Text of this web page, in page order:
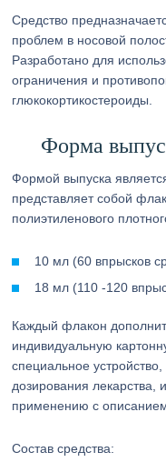
Средство
проблем в носовой
Разработано для
ограничения и
глюкокортикостероиды.
Форма
Формой выпуска
представляет собой
полиэтиленового
10 мл (60 впрысков
18 мл (110 -120
Каждый флакон
индивидуальную
специальное
дозирования лекарства,
применению с
Состав средства: